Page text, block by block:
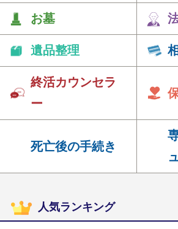
お墓
遺品整理
終活カウンセラ
ー
死亡後の手続き
人気ランキング